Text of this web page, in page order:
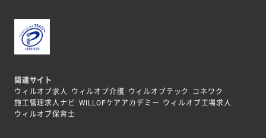
関連サイト
ウィルオブ求人
ウィルオブ介護 ウィルオブテック
コネワク
施工管理求人ナビ WILLOFケアアカデミー ウィルオブ工場求人
ウィルオブ保育士